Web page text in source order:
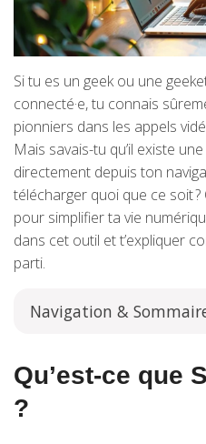
Si tu es un geek ou une
connecté·e, tu connais
pionniers dans les appels
Mais savais-tu qu’il existe
directement depuis ton
télécharger quoi que ce soit ?
pour simplifier ta vie
dans cet outil et t’expliquer
parti.
Navigation &
Qu’est-ce que
?